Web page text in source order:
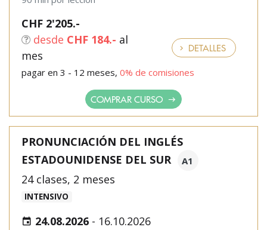
CHF 2'205.-
desde CHF 184.- al
mes
pagar en 3 - 12 meses, 0% de comisiones
DETALLES
COMPRAR CURSO
PRONUNCIACIÓN DEL INGLÉS
ESTADOUNIDENSE DEL SUR
A1
24 clases, 2 meses
INTENSIVO
24.08.2026 - 16.10.2026